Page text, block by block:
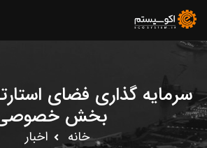
سرمایه گذاری فضای
بخش
خانه اخبار